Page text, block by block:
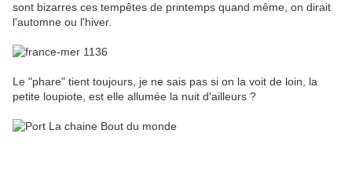
sont bizarres ces tempêtes de printemps quand même, on dirait
l'automne ou l'hiver.
Le "phare" tient toujours, je ne sais pas si on la voit de loin, la
petite loupiote, est elle allumée la nuit d'ailleurs ?